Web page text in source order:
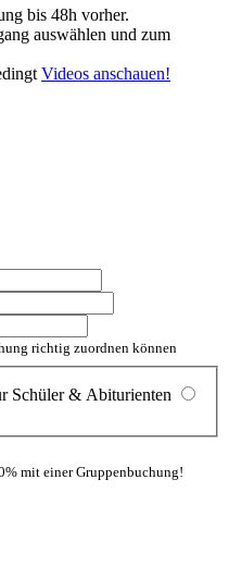
bis 48h vorher.
auswählen und zum
Videos anschauen!
richtig zuordnen können
Schüler & Abiturienten
mit einer Gruppenbuchung!